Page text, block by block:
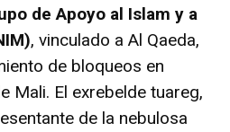
de Apoyo al Islam y a
, vinculado a Al Qaeda,
de bloqueos en
Mali. El exrebelde tuareg,
de la nebulosa